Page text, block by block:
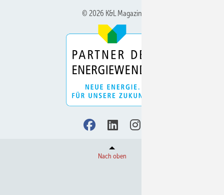
© 2026 K&L Magazin
Nach oben